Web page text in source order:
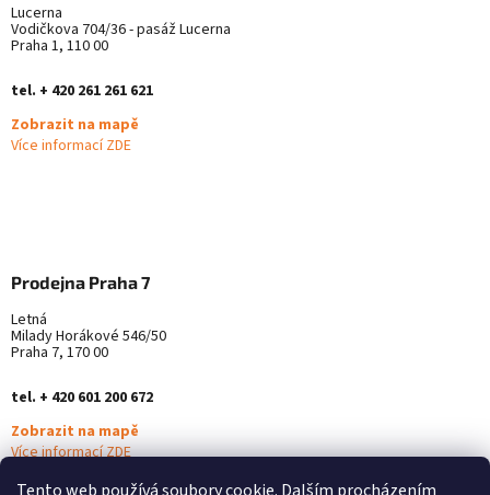
Lucerna
Vodičkova 704/36 - pasáž Lucerna
Praha 1, 110 00
tel. + 420 261 261 621
Zobrazit na mapě
Více informací ZDE
Prodejna Praha 7
Letná
Milady Horákové 546/50
Praha 7, 170 00
tel. + 420 601 200 672
Zobrazit na mapě
Více informací ZDE